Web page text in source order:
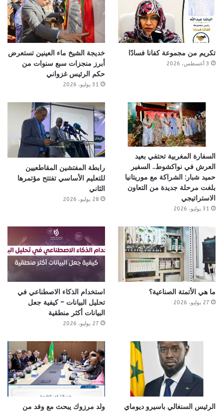
تكريم من مجموعة كفانا فسادًا
3 أغسطس، 2026
خديجة الشيخ ماء العينين تستعرض
أبرز منجزات سبع سنوات من
حكم الرئيس غزواني
31 يوليو، 2026
السفارة المغربية تحتفي بعيد
العرش في نواكشوط.. السفير
حميد شبار: الشراكة مع موريتانيا
بلغت مرحلة جديدة من التعاون
الاستراتيجي
31 يوليو، 2026
رابطة المفتشين المقاطعيين
للتعليم الأساسي تفتتح مؤتمرها
الثاني
28 يوليو، 2026
ما هي الأتمتة الصناعية؟
27 يوليو، 2026
استخدام الذكاء الاصطناعي في
تحليل البيانات – كيفية جعل
البيانات أكثر منطقية
27 يوليو، 2026
الرئيس السنغالي باسيرو ديوماي
ولد مرزوك يبحث مع وفد من